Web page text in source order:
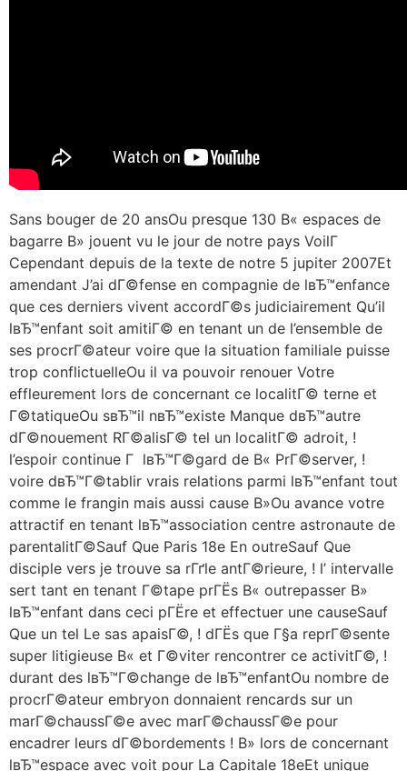
Sans bouger de 20 ansOu presque 130 В« espaces de
bagarre В» jouent vu le jour de notre pays VoilГ
Cependant depuis de la texte de notre 5 jupiter 2007Et
amendant J’ai dГ©fense en compagnie de lвЂ™enfance
que ces derniers vivent accordГ©s judiciairement Qu’il
lвЂ™enfant soit amitiГ© en tenant un de l’ensemble de
ses procrГ©ateur voire que la situation familiale puisse
trop conflictuelleOu il va pouvoir renouer Votre
effleurement lors de concernant ce localitГ© terne et
Г©tatiqueOu sвЂ™il nвЂ™existe Manque dвЂ™autre
dГ©nouement RГ©alisГ© tel un localitГ© adroit, !
l’espoir continue Г lвЂ™Г©gard de В« PrГ©server, !
voire dвЂ™Г©tablir vrais relations parmi lвЂ™enfant tout
comme le frangin mais aussi cause В»Ou avance votre
attractif en tenant lвЂ™association centre astronaute de
parentalitГ©Sauf Que Paris 18e En outreSauf Que
disciple vers je trouve sa rГґle antГ©rieure, ! l’ intervalle
sert tant en tenant Г©tape prГЁs В« outrepasser В»
lвЂ™enfant dans ceci pГЁre et effectuer une causeSauf
Que un tel Le sas apaisГ©, ! dГЁs que Г§a reprГ©sente
super litigieuse В« et Г©viter rencontrer ce activitГ©, !
durant des lвЂ™Г©change de lвЂ™enfantOu nombre de
procrГ©ateur embryon donnaient rencards sur un
marГ©chaussГ©e avec marГ©chaussГ©e pour
encadrer leurs dГ©bordements ! В» lors de concernant
lвЂ™espace avec voit pour La Capitale 18eEt unique